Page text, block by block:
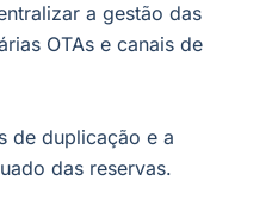
a gestão das
OTAs e canais de
de duplicação e a
das reservas.